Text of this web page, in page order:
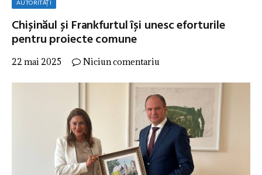
AUTORITĂȚI
Chișinăul și Frankfurtul își unesc eforturile
pentru proiecte comune
22 mai 2025 Niciun comentariu